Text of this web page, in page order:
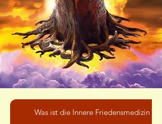
Was ist die Innere Friedensmedizin